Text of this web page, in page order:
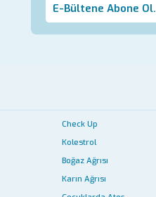
E-Bültene Abone Ol.
Check Up
Kolestrol
Boğaz Ağrısı
Karın Ağrısı